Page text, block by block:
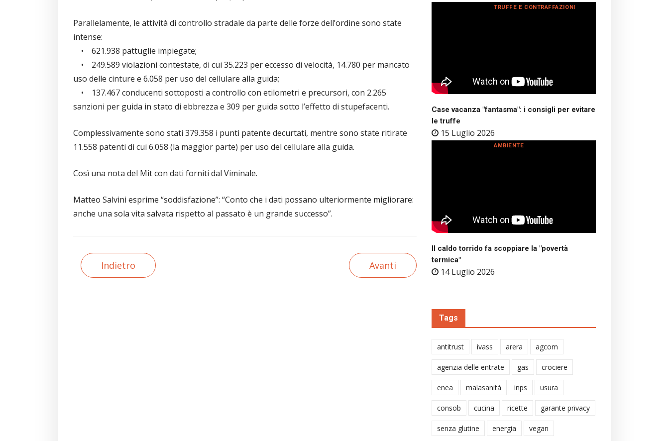
Parallelamente, le attività di controllo stradale da parte delle forze dell’ordine sono state
intense:
• 621.938 pattuglie impiegate;
• 249.589 violazioni contestate, di cui 35.223 per eccesso di velocità, 14.780 per mancato
uso delle cinture e 6.058 per uso del cellulare alla guida;
• 137.467 conducenti sottoposti a controllo con etilometri e precursori, con 2.265
sanzioni per guida in stato di ebbrezza e 309 per guida sotto l’effetto di stupefacenti.
Complessivamente sono stati 379.358 i punti patente decurtati, mentre sono state ritirate
11.558 patenti di cui 6.058 (la maggior parte) per uso del cellulare alla guida.
Così una nota del Mit con dati forniti dal Viminale.
Matteo Salvini esprime “soddisfazione”: “Conto che i dati possano ulteriormente migliorare:
anche una sola vita salvata rispetto al passato è un grande successo”.
Indietro Avanti
Case vacanza "fantasma": i consigli per evitare
le truffe
15 Luglio 2026
TRUFFE E CONTRAFFAZIONI
Il caldo torrido fa scoppiare la "povertà
termica"
14 Luglio 2026
AMBIENTE
Tags
antitrust ivass arera agcom
agenzia delle entrate gas crociere
enea malasanità inps usura
consob cucina ricette garante privacy
senza glutine energia vegan